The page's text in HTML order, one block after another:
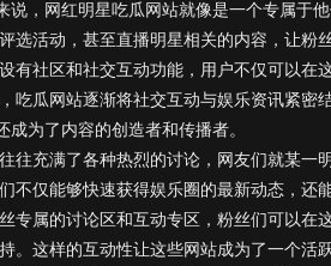
说，网红明星吃瓜网站就像是一个专属于
选活动，甚至直播明星相关的内容，让粉
有社区和社交互动功能，用户不仅可以在
吃瓜网站逐渐将社交互动与娱乐资讯紧密
成为了内容的创造者和传播者。
往充满了各种热烈的讨论，网友们就某一
不仅能够快速获得娱乐圈的最新动态，还
专属的讨论区和互动专区，粉丝们可以在
。这样的互动性让这些网站成为了一个活